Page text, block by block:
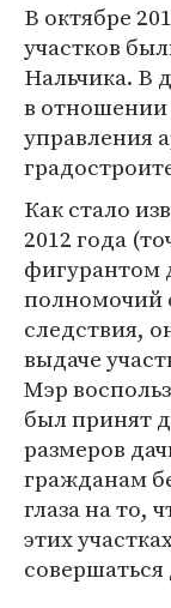
В октябре
участков
Нальчика. В
в отношении
управления
Как стало
2012 года
фигурантом
полномочий
следствия,
выдаче
Мэр
был принят
размеров
гражданам
глаза на то,
этих
совершаться